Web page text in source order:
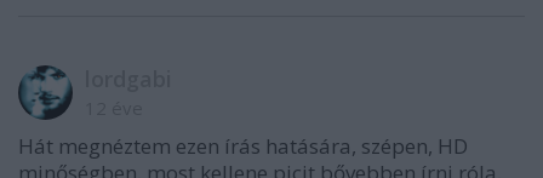
Hát megnéztem ezen írás hatására, szépen, HD